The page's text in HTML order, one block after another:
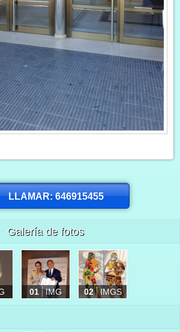
LLAMAR: 646915455
Galería de fotos
01 IMG 02 IMGS